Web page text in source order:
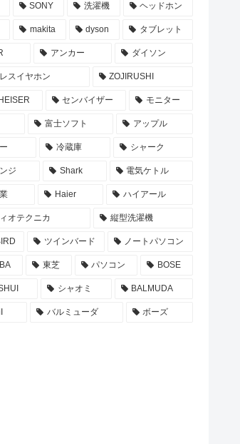
SONY 洗濯機 ヘッドホン
makita dyson タブレット
アンカー ダイソン
スイヤホン ZOJIRUSHI
センバイザー モニター
富士ソフト アップル
冷蔵庫 シャーク
ジ Shark 電気ケトル
Haier ハイアール
オテクニカ 縦型洗濯機
ツインバード ノートパソコン
東芝 パソコン BOSE
シャオミ BALMUDA
バルミューダ ボーズ